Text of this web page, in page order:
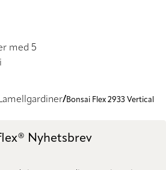
med 5
Bonsai Flex 2933 Vertical
Nyhetsbrev